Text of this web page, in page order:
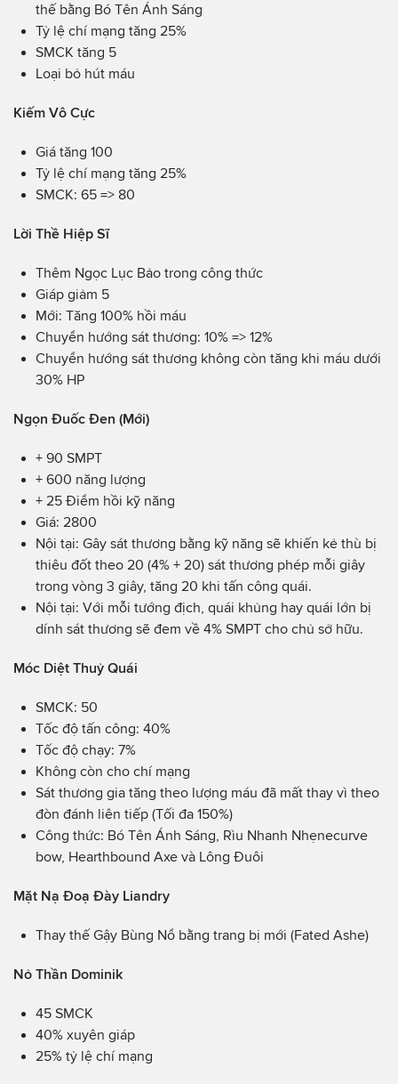
thế bằng Bó Tên Ánh Sáng
Tỷ lệ chí mạng tăng 25%
SMCK tăng 5
Loại bỏ hút máu
Kiếm Vô Cực
Giá tăng 100
Tỷ lệ chí mạng tăng 25%
SMCK: 65 => 80
Lời Thề Hiệp Sĩ
Thêm Ngọc Lục Bảo trong công thức
Giáp giảm 5
Mới: Tăng 100% hồi máu
Chuyển hướng sát thương: 10% => 12%
Chuyển hướng sát thương không còn tăng khi máu dưới
30% HP
Ngọn Đuốc Đen (Mới)
+ 90 SMPT
+ 600 năng lượng
+ 25 Điểm hồi kỹ năng
Giá: 2800
Nội tại: Gây sát thương bằng kỹ năng sẽ khiến kẻ thù bị
thiêu đốt theo 20 (4% + 20) sát thương phép mỗi giây
trong vòng 3 giây, tăng 20 khi tấn công quái.
Nội tại: Với mỗi tướng địch, quái khủng hay quái lớn bị
dính sát thương sẽ đem về 4% SMPT cho chủ sở hữu.
Móc Diệt Thuỷ Quái
SMCK: 50
Tốc độ tấn công: 40%
Tốc độ chạy: 7%
Không còn cho chí mạng
Sát thương gia tăng theo lượng máu đã mất thay vì theo
đòn đánh liên tiếp (Tối đa 150%)
Công thức: Bó Tên Ánh Sáng, Rìu Nhanh Nhẹnecurve
bow, Hearthbound Axe và Lông Đuôi
Mặt Nạ Đoạ Đày Liandry
Thay thế Gậy Bùng Nổ bằng trang bị mới (Fated Ashe)
Nỏ Thần Dominik
45 SMCK
40% xuyên giáp
25% tỷ lệ chí mạng